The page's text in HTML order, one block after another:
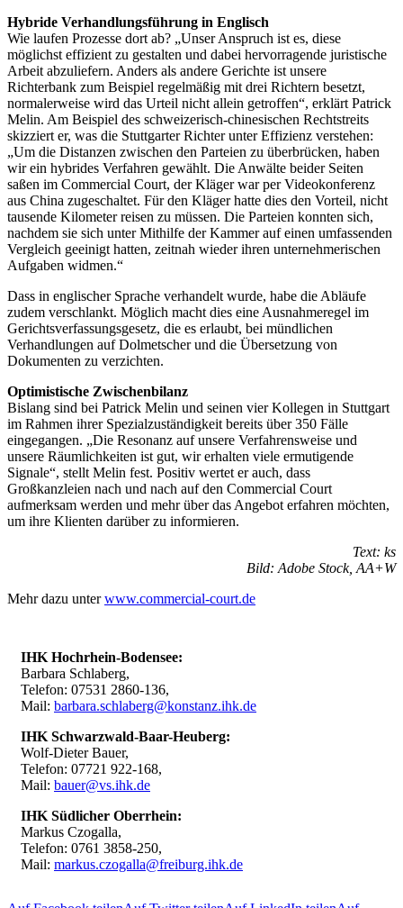
Hybride Verhandlungsführung in Englisch
Wie laufen Prozesse dort ab? „Unser Anspruch ist es, diese
möglichst effizient zu gestalten und dabei hervorragende juristische
Arbeit abzuliefern. Anders als andere Gerichte ist unsere
Richterbank zum Beispiel regelmäßig mit drei Richtern besetzt,
normalerweise wird das Urteil nicht allein getroffen“, erklärt Patrick
Melin. Am Beispiel des schweizerisch-chinesischen Rechtstreits
skizziert er, was die Stuttgarter Richter unter Effizienz verstehen:
„Um die Distanzen zwischen den Parteien zu überbrücken, haben
wir ein hybrides Verfahren gewählt. Die Anwälte beider Seiten
saßen im Commercial Court, der Kläger war per Videokonferenz
aus China zugeschaltet. Für den Kläger hatte dies den Vorteil, nicht
tausende Kilometer reisen zu müssen. Die Parteien konnten sich,
nachdem sie sich unter Mithilfe der Kammer auf einen umfassenden
Vergleich geeinigt hatten, zeitnah wieder ihren unternehmerischen
Aufgaben widmen.“
Dass in englischer Sprache verhandelt wurde, habe die Abläufe
zudem verschlankt. Möglich macht dies eine Ausnahmeregel im
Gerichtsverfassungsgesetz, die es erlaubt, bei mündlichen
Verhandlungen auf Dolmetscher und die Übersetzung von
Dokumenten zu verzichten.
Optimistische Zwischenbilanz
Bislang sind bei Patrick Melin und seinen vier Kollegen in Stuttgart
im Rahmen ihrer Spezialzuständigkeit bereits über 350 Fälle
eingegangen. „Die Resonanz auf unsere Verfahrensweise und
unsere Räumlichkeiten ist gut, wir erhalten viele ermutigende
Signale“, stellt Melin fest. Positiv wertet er auch, dass
Großkanzleien nach und nach auf den Commercial Court
aufmerksam werden und mehr über das Angebot erfahren möchten,
um ihre Klienten darüber zu informieren.
Text: ks
Bild: Adobe Stock, AA+W
Mehr dazu unterwww.commercial-court.de
IHK Hochrhein-Bodensee:
Barbara Schlaberg,
Telefon: 07531 2860-136,
Mail: barbara.schlaberg@konstanz.ihk.de
IHK Schwarzwald-Baar-Heuberg:
Wolf-Dieter Bauer,
Telefon: 07721 922-168,
Mail: bauer@vs.ihk.de
IHK Südlicher Oberrhein:
Markus Czogalla,
Telefon: 0761 3858-250,
Mail: markus.czogalla@freiburg.ihk.de